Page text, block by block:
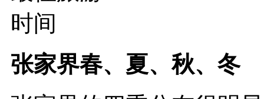
张家界春、夏、秋、冬